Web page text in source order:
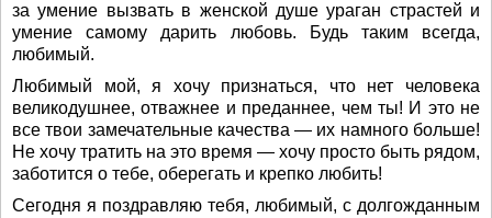
за умение вызвать в женской душе ураган страстей и
умение самому дарить любовь. Будь таким всегда,
любимый.
Любимый мой, я хочу признаться, что нет человека
великодушнее, отважнее и преданнее, чем ты! И это не
все твои замечательные качества — их намного больше!
Не хочу тратить на это время — хочу просто быть рядом,
заботится о тебе, оберегать и крепко любить!
Сегодня я поздравляю тебя, любимый, с долгожданным